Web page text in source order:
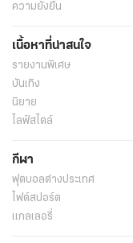
ความยั่งยืน
เนื้อหาที่น่าสนใจ
รายงานพิเศษ
บันเทิง
นิยาย
ไลฟ์สไตล์
กีฬา
ฟุตบอลต่่างประเทศ
ไฟต์สปอร์ต
แกลเลอรี่